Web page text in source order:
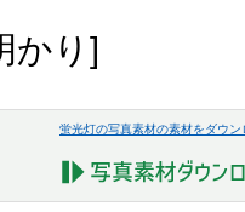
かり]
蛍光灯の写真素材の素材をダウン